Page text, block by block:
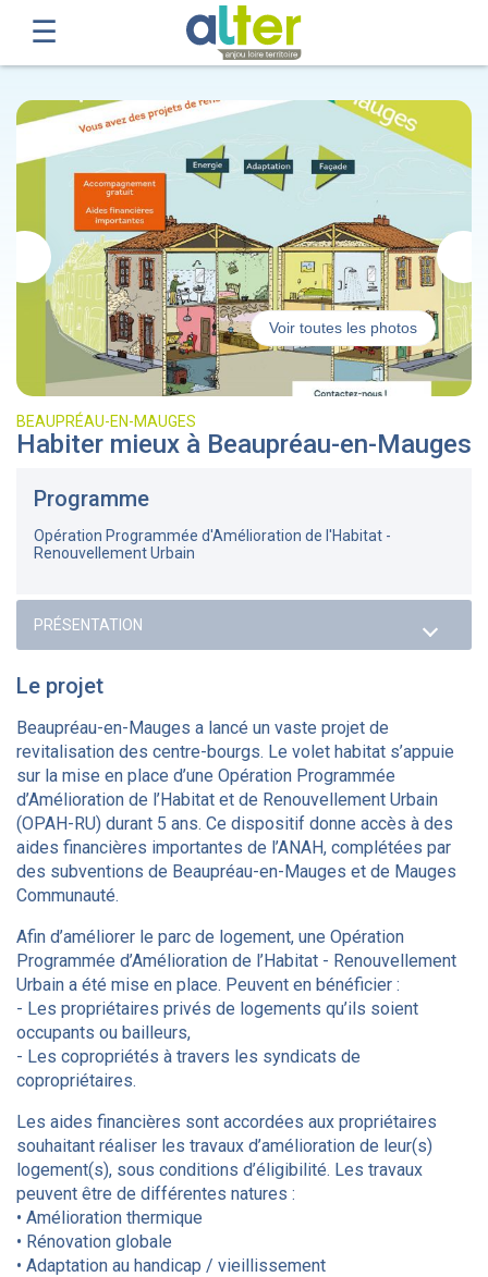
Voir toutes les photos
BEAUPRÉAU-EN-MAUGES
Habiter mieux à Beaupréau-en-Mauges
Programme
Opération Programmée d'Amélioration de l'Habitat -
Renouvellement Urbain
Le projet
Beaupréau-en-Mauges a lancé un vaste projet de
revitalisation des centre-bourgs. Le volet habitat s’appuie
sur la mise en place d’une Opération Programmée
d’Amélioration de l’Habitat et de Renouvellement Urbain
(OPAH-RU) durant 5 ans. Ce dispositif donne accès à des
aides financières importantes de l’ANAH, complétées par
des subventions de Beaupréau-en-Mauges et de Mauges
Communauté.
Afin d’améliorer le parc de logement, une Opération
Programmée d’Amélioration de l’Habitat - Renouvellement
Urbain a été mise en place. Peuvent en bénéficier :
- Les propriétaires privés de logements qu’ils soient
occupants ou bailleurs,
- Les copropriétés à travers les syndicats de
copropriétaires.
Les aides financières sont accordées aux propriétaires
souhaitant réaliser les travaux d’amélioration de leur(s)
logement(s), sous conditions d’éligibilité. Les travaux
peuvent être de différentes natures :
• Amélioration thermique
• Rénovation globale
• Adaptation au handicap / vieillissement